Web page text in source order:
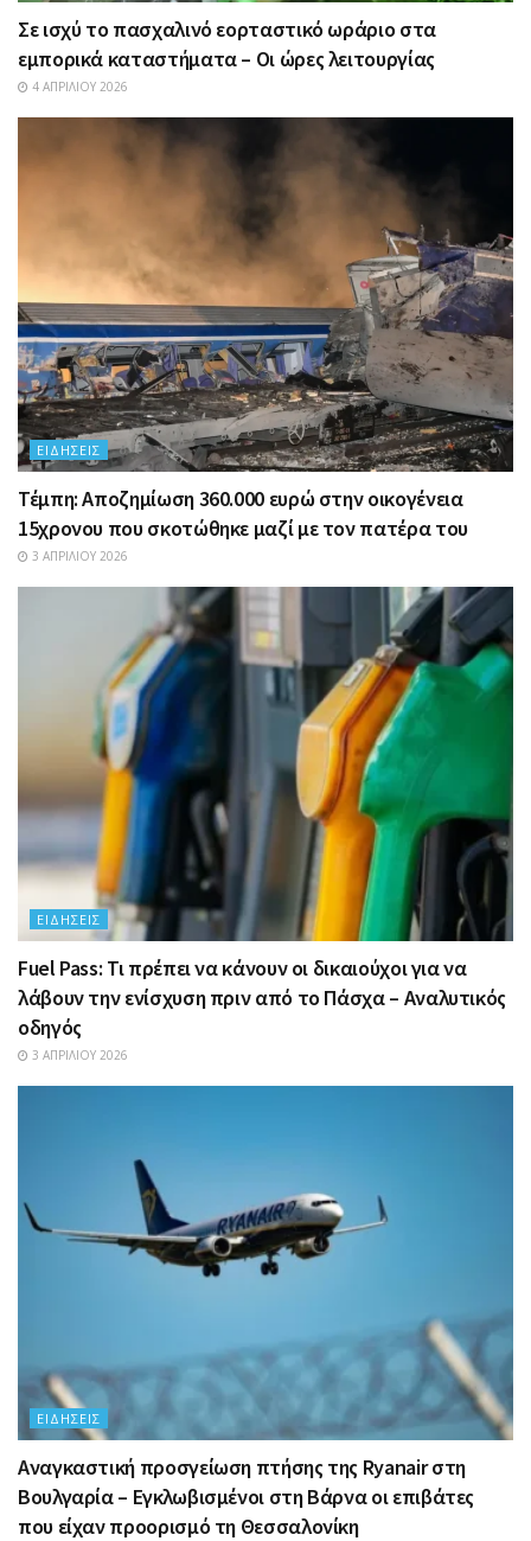
Σε ισχύ το πασχαλινό εορταστικό ωράριο στα
εμπορικά καταστήματα – Οι ώρες λειτουργίας
4 ΑΠΡΙΛΊΟΥ 2026
ΕΙΔΉΣΕΙΣ
Τέμπη: Αποζημίωση 360.000 ευρώ στην οικογένεια
15χρονου που σκοτώθηκε μαζί με τον πατέρα του
3 ΑΠΡΙΛΊΟΥ 2026
ΕΙΔΉΣΕΙΣ
Fuel Pass: Τι πρέπει να κάνουν οι δικαιούχοι για να
λάβουν την ενίσχυση πριν από το Πάσχα – Αναλυτικός
οδηγός
3 ΑΠΡΙΛΊΟΥ 2026
ΕΙΔΉΣΕΙΣ
Αναγκαστική προσγείωση πτήσης της Ryanair στη
Βουλγαρία – Εγκλωβισμένοι στη Βάρνα οι επιβάτες
που είχαν προορισμό τη Θεσσαλονίκη